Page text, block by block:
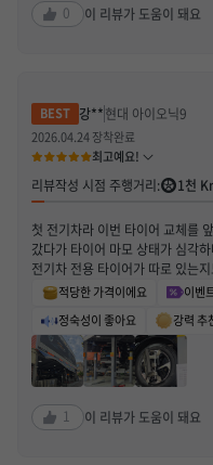
숙성 (가장 만족스러운 부분!) 전
알아챌 정도입니다. ​쫀쫀한 승차감
펜션 느낌을 아이온 타이어가 부
순간적인 고토크와 무거운 배터리
제동 시에도 밀리는 느낌 없이 노
전비(효율성) 만족도 회전 저항을
히는 평균 전비도 아주 훌륭하게
요. ​4. 총평 및 추천 ​"전기차의 가
0 이 리뷰가 도움이 돼요
강**현대 아이오닉9
2026.04.24 장착완료
최고예요!
리뷰작성 시점 주행거리: 1천
첫 전기차라 이번 타이어 교체를
갔다가 타이어 마모 상태가 심각
전기차 전용 타이어가 따로 있는
있던 스티커에서 ‘아이온’이라는
해보니 아이온 에보 AS SUV라는
타이어 제품이라는 것도 이번에
봤는데 재고가 없어서 최소 몇 주
래서 본사 고객센터에 직접 연락
역 근처 재고까지 꼼꼼하게 확인
주문과 예약 방법도 하나하나 친
다시 한번 정말 감사하다는 말씀
적당한 가격이에요 이벤
정숙성이 좋아요
강력 추
1 이 리뷰가 도움이 돼요